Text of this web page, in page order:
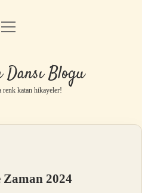
Uyarı
menüyü
Blogu
renk katan hikayeler!
Zaman 2024